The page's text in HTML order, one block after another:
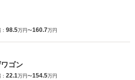
98.5万円〜160.7万円
ゴン
22.1万円〜154.5万円